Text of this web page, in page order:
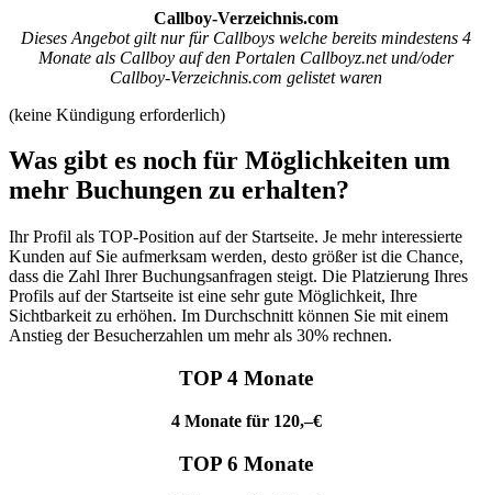
Callboy-Verzeichnis.com
Dieses Angebot gilt nur für Callboys welche bereits mindestens 4
Monate als Callboy auf den Portalen Callboyz.net und/oder
Callboy-Verzeichnis.com gelistet waren
(keine Kündigung erforderlich)
Was gibt es noch für Möglichkeiten um
mehr Buchungen zu erhalten?
Ihr Profil als TOP-Position auf der Startseite. Je mehr interessierte
Kunden auf Sie aufmerksam werden, desto größer ist die Chance,
dass die Zahl Ihrer Buchungsanfragen steigt. Die Platzierung Ihres
Profils auf der Startseite ist eine sehr gute Möglichkeit, Ihre
Sichtbarkeit zu erhöhen. Im Durchschnitt können Sie mit einem
Anstieg der Besucherzahlen um mehr als 30% rechnen.
TOP 4 Monate
4 Monate für 120,–€
TOP 6 Monate